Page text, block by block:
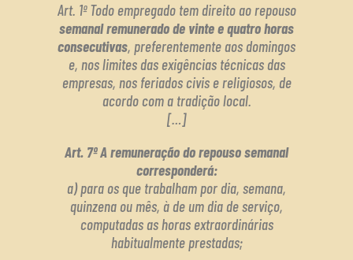
Art. 1º Todo empregado tem direito ao repouso
semanal remunerado de vinte e quatro horas
consecutivas, preferentemente aos domingos
e, nos limites das exigências técnicas das
empresas, nos feriados civis e religiosos, de
acordo com a tradição local.
[…]
Art. 7º A remuneração do repouso semanal
corresponderá:
a) para os que trabalham por dia, semana,
quinzena ou mês, à de um dia de serviço,
computadas as horas extraordinárias
habitualmente prestadas;